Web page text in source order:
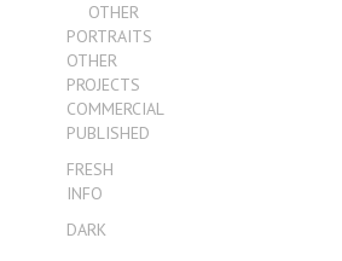
OTHER
PORTRAITS
OTHER
PROJECTS
COMMERCIAL
PUBLISHED
FRESH
INFO
DARK